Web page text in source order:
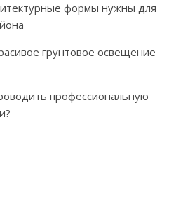
формы нужны для
грунтовое освещение
профессиональную